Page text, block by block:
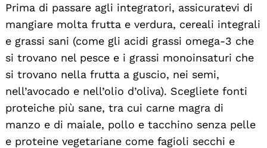
Prima di passare agli integratori, assicuratevi di
mangiare molta frutta e verdura, cereali integrali
e grassi sani (come gli acidi grassi omega-3 che
si trovano nel pesce e i grassi monoinsaturi che
si trovano nella frutta a guscio, nei semi,
nell’avocado e nell’olio d’oliva). Scegliete fonti
proteiche più sane, tra cui carne magra di
manzo e di maiale, pollo e tacchino senza pelle
e proteine vegetariane come fagioli secchi e